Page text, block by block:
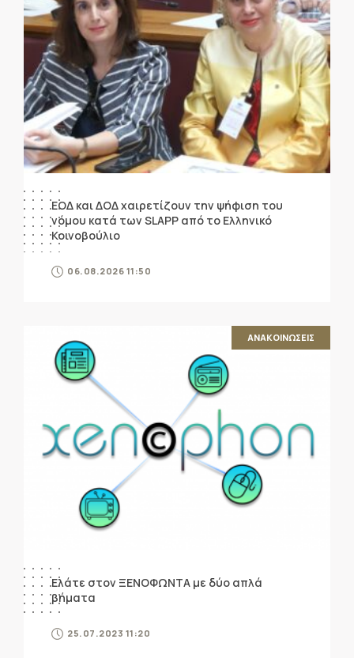
ΕΟΔ και ΔΟΔ χαιρετίζουν την ψήφιση του
νόμου κατά των SLAPP από το Ελληνικό
Κοινοβούλιο
06.08.2026 11:50
ΑΝΑΚΟΙΝΩΣΕΙΣ
Ελάτε στον ΞΕΝΟΦΩΝΤΑ με δύο απλά
βήματα
25.07.2023 11:20